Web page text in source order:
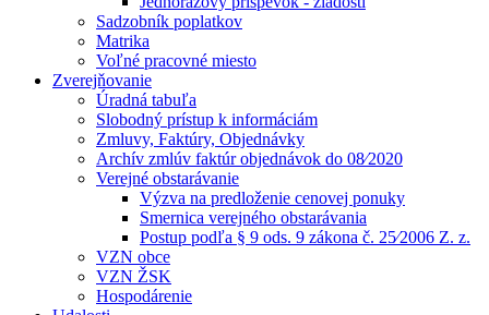
Sadzobník poplatkov
Matrika
Voľné pracovné miesto
Zverejňovanie
Úradná tabuľa
Slobodný prístup k informáciám
Zmluvy, Faktúry, Objednávky
Archív zmlúv faktúr objednávok do 08⁄2020
Verejné obstarávanie
Výzva na predloženie cenovej ponuky
Smernica verejného obstarávania
Postup podľa § 9 ods. 9 zákona č. 25⁄2006 Z. z.
VZN obce
VZN ŽSK
Hospodárenie